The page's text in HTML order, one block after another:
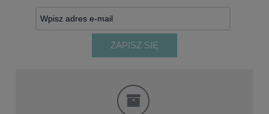
ZAPISZ SIĘ